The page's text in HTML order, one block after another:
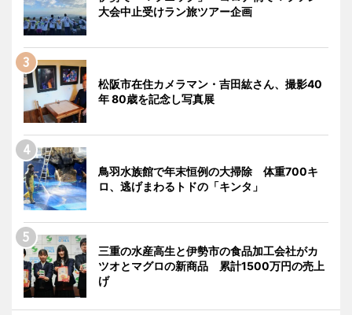
大会中止受けラン旅ツアー企画
松阪市在住カメラマン・吉田紘さん、撮影40
年 80歳を記念し写真展
鳥羽水族館で年末恒例の大掃除 体重700キ
ロ、逃げまわるトドの「キンタ」
三重の水産高生と伊勢市の食品加工会社がカ
ツオとマグロの新商品 累計1500万円の売上
げ